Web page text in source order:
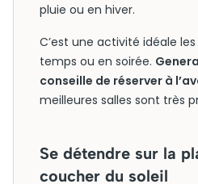
pluie ou en hiver.
C’est une activité idéale
temps ou en soirée.
conseille de réserver à
meilleures salles sont très
Se détendre sur la
coucher du soleil